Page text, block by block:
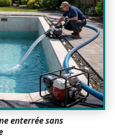
enterrée sans